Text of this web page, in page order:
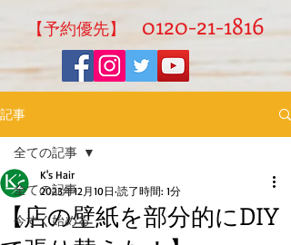
​【予約優先】 0120-21-1816
記事
全ての記事
今すぐ始める
全ての記事
【店の壁紙を部分的にDIY
K's Hair
2023年12月10日 読了時間: 1分